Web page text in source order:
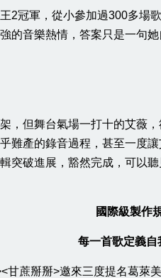
2冠軍，從小參加過300多
的音樂熱情，答案只是一句
，但舞台氣場一打十的艾薇
難產的錄音過程，甚至一度
突破進展，豁然完成，可以
國際級製作
每一首歌定義
甘蔗掰掰>邀來三度提名葛